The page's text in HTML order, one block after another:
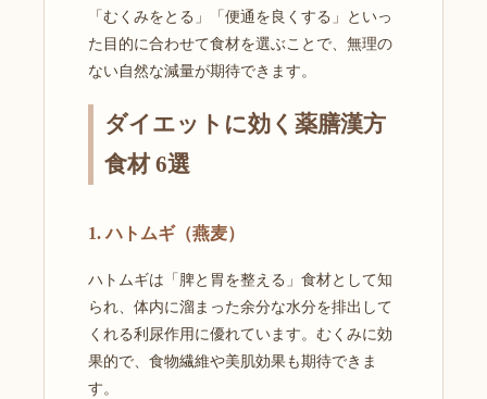
「むくみをとる」「便通を良くする」といっ
た目的に合わせて食材を選ぶことで、無理の
ない自然な減量が期待できます。
ダイエットに効く薬膳漢方
食材 6選
1. ハトムギ（燕麦）
ハトムギは「脾と胃を整える」食材として知
られ、体内に溜まった余分な水分を排出して
くれる利尿作用に優れています。むくみに効
果的で、食物繊維や美肌効果も期待できま
す。